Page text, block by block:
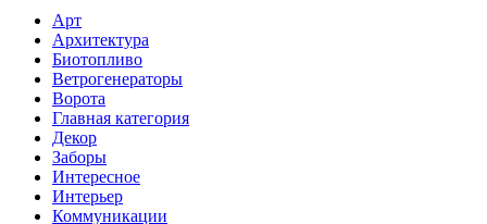
Арт
Архитектура
Биотопливо
Ветрогенераторы
Ворота
Главная категория
Декор
Заборы
Интересное
Интерьер
Коммуникации